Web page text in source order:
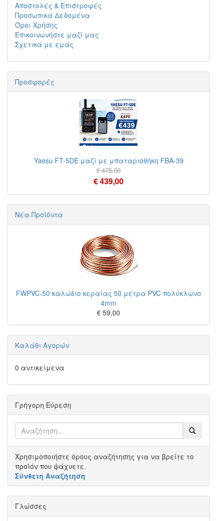
Αποστολές & Επιστροφές
Προσωπικά Δεδομένα
Όροι Χρήσης
Επικοινωνήστε μαζί μας
Σχετικά με εμάς
Προσφορές
Yaesu FT-5DE μαζί με μπαταριοθήκη FBA-39
€ 475,00
€ 439,00
Νέα Προϊόντα
FWPVC-50 καλώδιο κεραίας 50 μέτρα PVC πολύκλωνο
4mm
€ 59,00
Καλάθι Αγορών
0 αντικείμενα
Γρήγορη Εύρεση
Χρησιμοποιήστε όρους αναζήτησης για να βρείτε το
προϊόν που ψάχνετε.
Σύνθετη Αναζήτηση
Γλώσσες